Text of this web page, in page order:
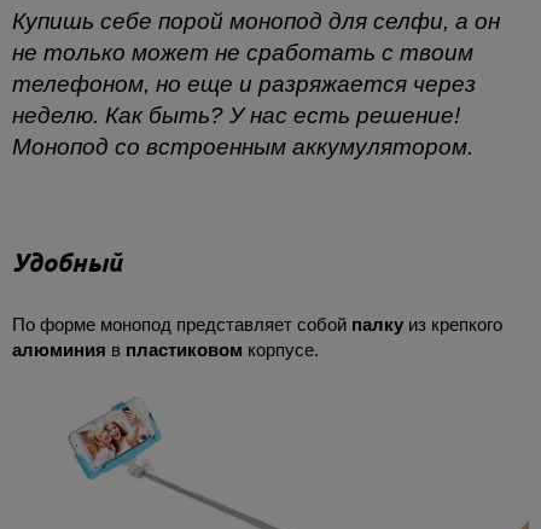
Купишь себе порой монопод для селфи, а он
не только может не сработать с твоим
телефоном, но еще и разряжается через
неделю. Как быть? У нас есть решение!
Монопод со встроенным аккумулятором.
Удобный
По форме монопод представляет собой палку из крепкого
алюминия в пластиковом корпусе.